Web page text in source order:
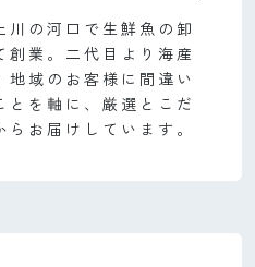
川の河口で生鮮魚の卸
創業。二代目より海産
域のお客様に間違い
とを軸に、厳選とこだ
お届けしています。